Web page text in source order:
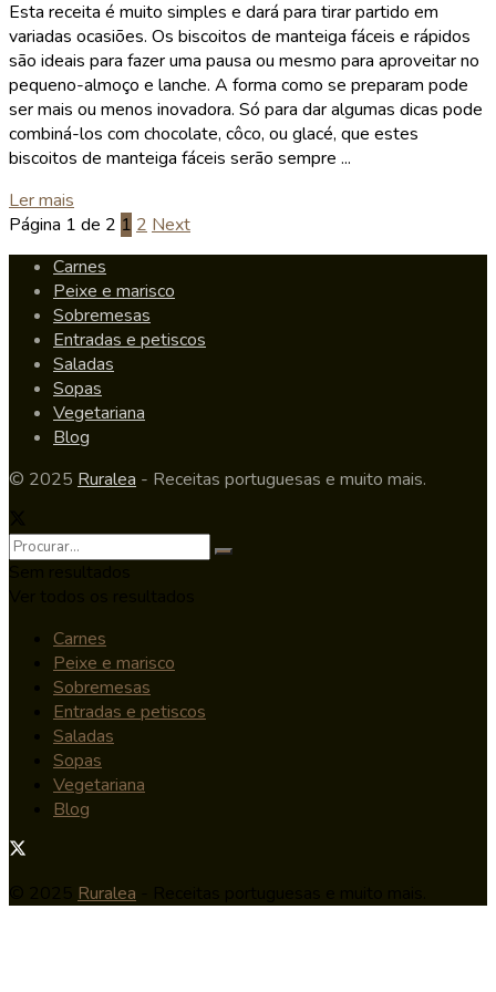
Esta receita é muito simples e dará para tirar partido em
variadas ocasiões. Os biscoitos de manteiga fáceis e rápidos
são ideais para fazer uma pausa ou mesmo para aproveitar no
pequeno-almoço e lanche. A forma como se preparam pode
ser mais ou menos inovadora. Só para dar algumas dicas pode
combiná-los com chocolate, côco, ou glacé, que estes
biscoitos de manteiga fáceis serão sempre ...
Ler mais
Página 1 de 2 1 2 Next
Carnes
Peixe e marisco
Sobremesas
Entradas e petiscos
Saladas
Sopas
Vegetariana
Blog
© 2025 Ruralea - Receitas portuguesas e muito mais.
Carnes
Peixe e marisco
Sobremesas
Entradas e petiscos
Saladas
Sopas
Vegetariana
Blog
Ruralea